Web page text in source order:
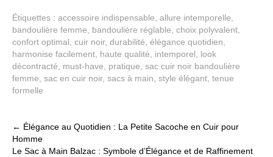
Étiquettes : accessoire indispensable allure intemporelle
bandoulière femme
bandoulière réglable choix polyvalent
confort optimal cuir noir, durabilité élégance quotidien
harmonise facilement haute qualité intemporel
look
décontracté
must-have pratique sac cuir noir bandoulière
femme sac en cuir noir, sacs à main style élégant tenue
formelle
Post
navigation
← Élégance au Quotidien : La Petite Sacoche en Cuir pour
Homme
Le Sac à Main Balzac : Symbole d’Élégance et de Raffinement